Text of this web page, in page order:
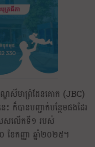
ណ្ឌសីមាព្រំដែនគោក (JBC)
ក៏បានបញ្ជាក់បន្ថែមផងដែរ
េសលើកទី១ របស់
ខែកញ្ញា ឆ្នាំ២០២៥។